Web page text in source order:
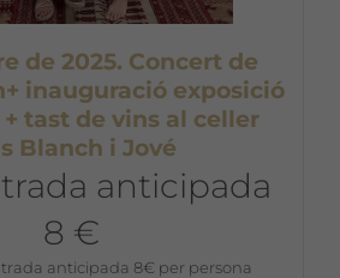
de 2025. Concert de
inauguració exposició
+ tast de vins al celler
Blanch i Jové
anticipada
8 €
anticipada 8€ per persona